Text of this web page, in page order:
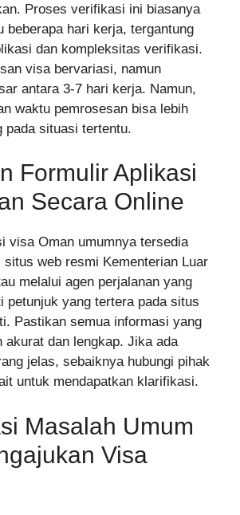
Proses verifikasi ini biasanya
beberapa hari kerja, tergantung
dan kompleksitas verifikasi.
visa bervariasi, namun
antara 3-7 hari kerja. Namun,
waktu pemrosesan bisa lebih
pada situasi tertentu.
Formulir Aplikasi
Secara Online
visa Oman umumnya tersedia
situs web resmi Kementerian Luar
melalui agen perjalanan yang
petunjuk yang tertera pada situs
Pastikan semua informasi yang
akurat dan lengkap. Jika ada
jelas, sebaiknya hubungi pihak
untuk mendapatkan klarifikasi.
Masalah Umum
Visa